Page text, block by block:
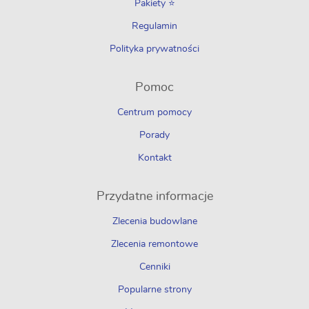
Pakiety ⭐
Regulamin
Polityka prywatności
Pomoc
Centrum pomocy
Porady
Kontakt
Przydatne informacje
Zlecenia budowlane
Zlecenia remontowe
Cenniki
Popularne strony